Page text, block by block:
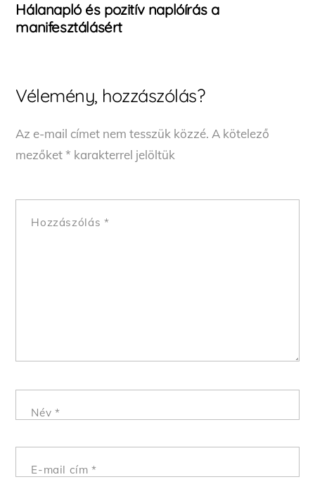
Hálanapló és pozitív naplóírás a
manifesztálásért
Vélemény, hozzászólás?
Az e-mail címet nem tesszük közzé. A kötelező
mezőket* karakterrel jelöltük
Hozzászólás *
Név *
E-mail cím*